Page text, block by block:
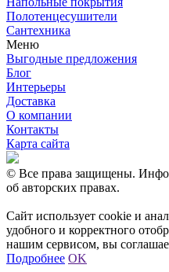
Полотенцесушители
Сантехника
Меню
Выгодные предложения
Блог
Интерьеры
Доставка
О компании
Контакты
Карта сайта
© Все права защищены.
об авторских правах.
Сайт использует cookie и
удобного и корректного
нашим сервисом, вы
Подробнее OK